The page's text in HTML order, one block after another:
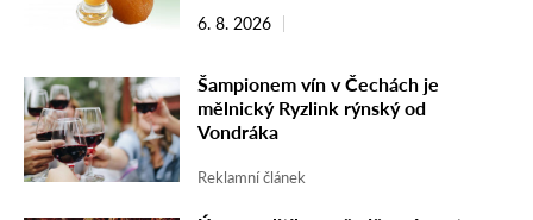
6. 8. 2026
Šampionem vín v Čechách je
mělnický Ryzlink rýnský od
Vondráka
Reklamní článek